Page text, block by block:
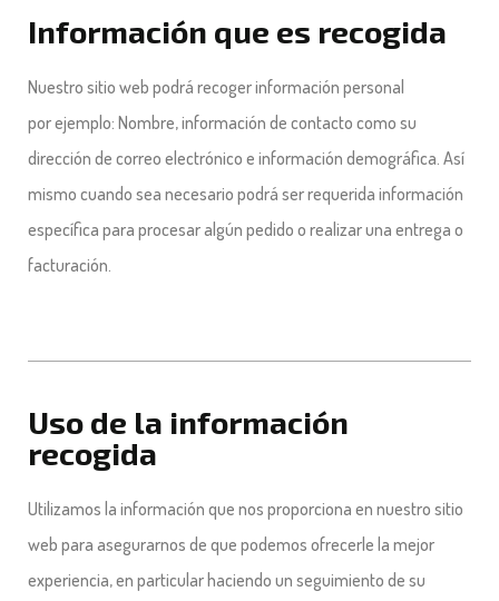
Información que es recogida
Nuestro sitio web podrá recoger información personal
porejemplo: Nombre, información de contacto como su
dirección de correo electrónico e información demográfica. Así
mismo cuando sea necesario podrá ser requerida información
específica para procesar algún pedido o realizar una entrega o
facturación.
Uso de la información
recogida
Utilizamos la información que nos proporciona en nuestro sitio
web para asegurarnos de que podemos ofrecerle la mejor
experiencia, en particular haciendo un seguimiento de su